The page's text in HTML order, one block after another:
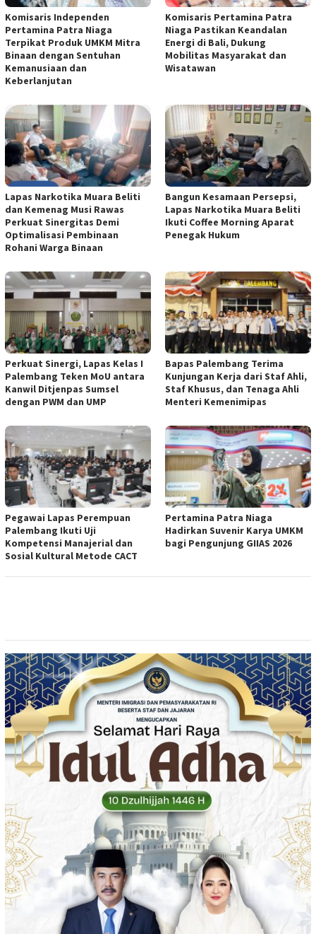
Komisaris Independen
Pertamina Patra Niaga
Terpikat Produk UMKM Mitra
Binaan dengan Sentuhan
Kemanusiaan dan
Keberlanjutan
Komisaris Pertamina Patra
Niaga Pastikan Keandalan
Energi di Bali, Dukung
Mobilitas Masyarakat dan
Wisatawan
Lapas Narkotika Muara Beliti
dan Kemenag Musi Rawas
Perkuat Sinergitas Demi
Optimalisasi Pembinaan
Rohani Warga Binaan
Bangun Kesamaan Persepsi,
Lapas Narkotika Muara Beliti
Ikuti Coffee Morning Aparat
Penegak Hukum
Perkuat Sinergi, Lapas Kelas I
Palembang Teken MoU antara
Kanwil Ditjenpas Sumsel
dengan PWM dan UMP
Bapas Palembang Terima
Kunjungan Kerja dari Staf Ahli,
Staf Khusus, dan Tenaga Ahli
Menteri Kemenimipas
Pegawai Lapas Perempuan
Palembang Ikuti Uji
Kompetensi Manajerial dan
Sosial Kultural Metode CACT
Pertamina Patra Niaga
Hadirkan Suvenir Karya UMKM
bagi Pengunjung GIIAS 2026